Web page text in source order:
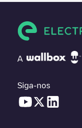
A
Siga-nos